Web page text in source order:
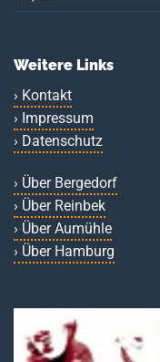
Weitere Links
› Kontakt
› Impressum
› Datenschutz
› Über Bergedorf
› Über Reinbek
› Über Aumühle
› Über Hamburg